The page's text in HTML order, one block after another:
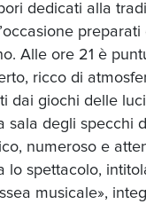
dedicati alla
preparati
Alle ore 21 è
ricco di
dai giochi delle
sala degli specchi
numeroso e
lo spettacolo,
musicale»,